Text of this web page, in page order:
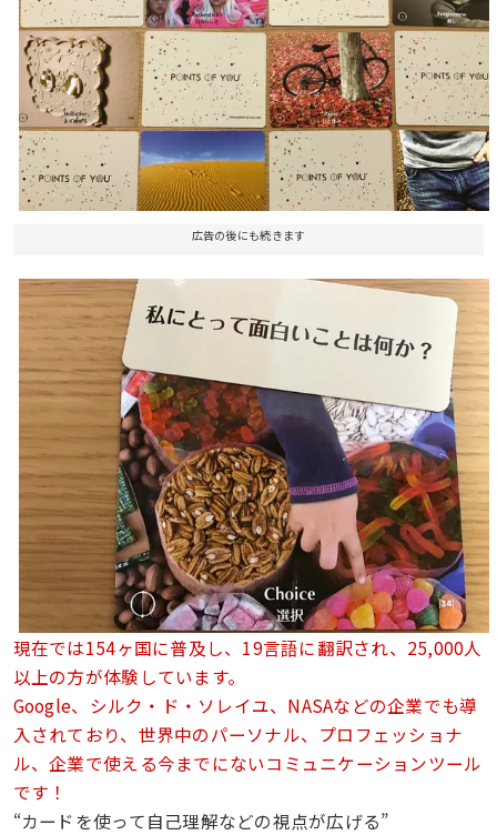
広告の後にも続きます
現在では154ヶ国に普及し、19言語に翻訳され、25,000人
以上の方が体験しています。
Google、シルク・ド・ソレイユ、NASAなどの企業でも導
入されており、世界中のパーソナル、プロフェッショナ
ル、企業で使える今までにないコミュニケーションツール
です！
“カードを使って自己理解などの視点が広げる”